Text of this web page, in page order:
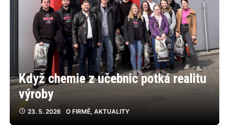
Když chemie z učebnic potká realitu
výroby
23. 5. 2026 O FIRMĚ, AKTUALITY